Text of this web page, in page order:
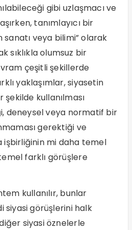
gibi uzlaşmacı ve
tanımlayıcı bir
veya bilimi” olarak
sıklıkla olumsuz bir
çeşitli şekillerde
yaklaşımlar, siyasetin
şekilde kullanılması
deneysel veya normatif bir
gerektiği ve
işbirliğinin mi daha temel
farklı görüşlere
kullanılır, bunlar
siyasi görüşlerini halk
siyasi öznelerle